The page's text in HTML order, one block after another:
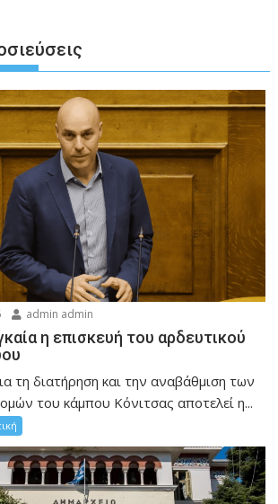
admin admin
η επισκευή του αρδευτικού
τη διατήρηση και την αναβάθμιση των
του κάμπου Κόνιτσας αποτελεί η...